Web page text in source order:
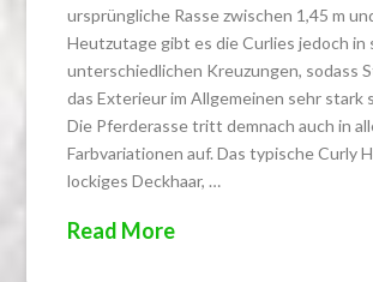
ursprüngliche Rasse zwischen 1,45 m
Heutzutage gibt es die Curlies jedoch in
unterschiedlichen Kreuzungen, sodass
das Exterieur im Allgemeinen sehr stark
Die Pferderasse tritt demnach auch in
Farbvariationen auf. Das typische Curly
lockiges Deckhaar, …
Read More